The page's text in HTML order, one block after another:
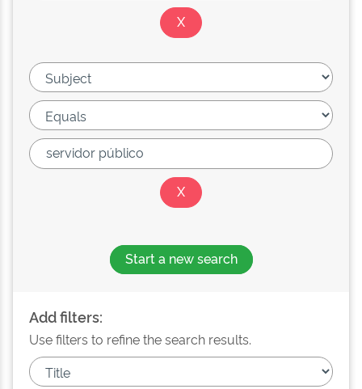
Start a new search
Add filters:
Use filters to refine the search results.